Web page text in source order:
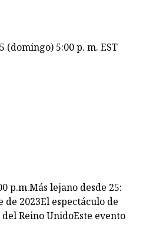
(domingo) 5:00 p. m. EST
p.m.Más lejano desde 25:
2023El espectáculo de
Reino UnidoEste evento